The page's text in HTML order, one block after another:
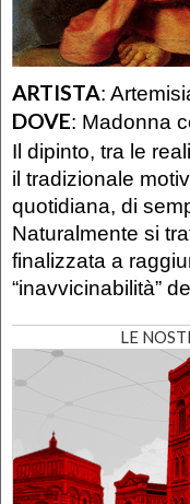
ARTISTA:
DOVE: Madonna
Il dipinto, tra le
il tradizionale
quotidiana, di
Naturalmente si
finalizzata a
“inavvicinabilità”
LE